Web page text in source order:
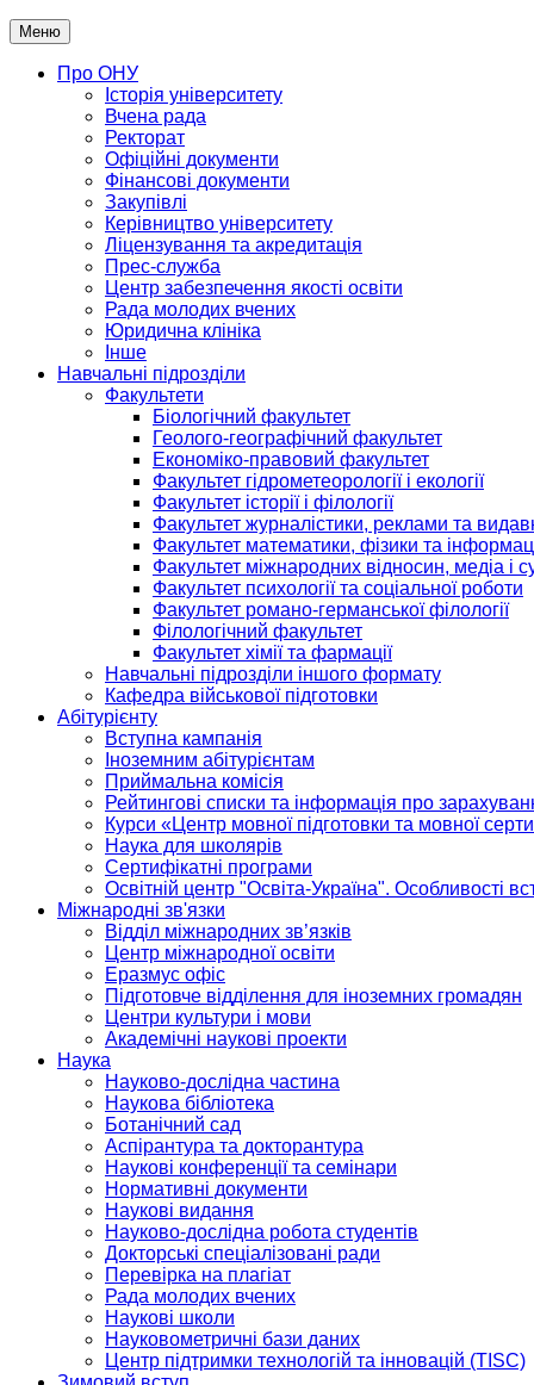
Меню
Про ОНУ
Історія університету
Вчена рада
Ректорат
Офіційні документи
Фінансові документи
Закупівлі
Керівництво університету
Ліцензування та акредитація
Прес-служба
Центр забезпечення якості освіти
Рада молодих вчених
Юридична клініка
Інше
Навчальні підрозділи
Факультети
Біологічний факультет
Геолого-географічний факультет
Економіко-правовий факультет
Факультет гідрометеорології і екології
Факультет історії і філології
Факультет журналістики, реклами та
Факультет математики, фізики та
Факультет міжнародних відносин, медіа і
Факультет психології та соціальної роботи
Факультет романо-германської філології
Філологічний факультет
Факультет хімії та фармації
Навчальні підрозділи іншого формату
Кафедра військової підготовки
Абітурієнту
Вступна кампанія
Іноземним абітурієнтам
Приймальна комісія
Рейтингові списки та інформація про
Курси «Центр мовної підготовки та мовної
Наука для школярів
Сертифікатні програми
Освітній центр "Освіта-Україна". Особливості
Міжнародні зв'язки
Відділ міжнародних зв’язків
Центр міжнародної освіти
Еразмус офіс
Підготовче відділення для іноземних громадян
Центри культури і мови
Академічні наукові проекти
Наука
Науково-дослідна частина
Наукова бібліотека
Ботанічний сад
Аспірантура та докторантура
Наукові конференції та семінари
Нормативні документи
Наукові видання
Науково-дослідна робота студентів
Докторські спеціалізовані ради
Перевірка на плагіат
Рада молодих вчених
Наукові школи
Науковометричні бази даних
Центр підтримки технологій та інновацій (TISC)